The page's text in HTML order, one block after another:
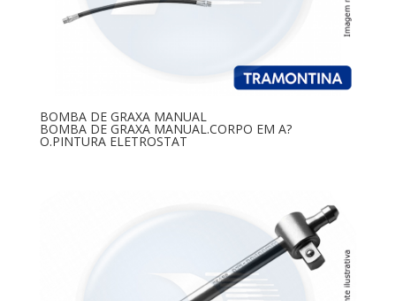
BOMBA DE GRAXA MANUAL
BOMBA DE GRAXA MANUAL.CORPO EM A?
O.PINTURA ELETROSTAT